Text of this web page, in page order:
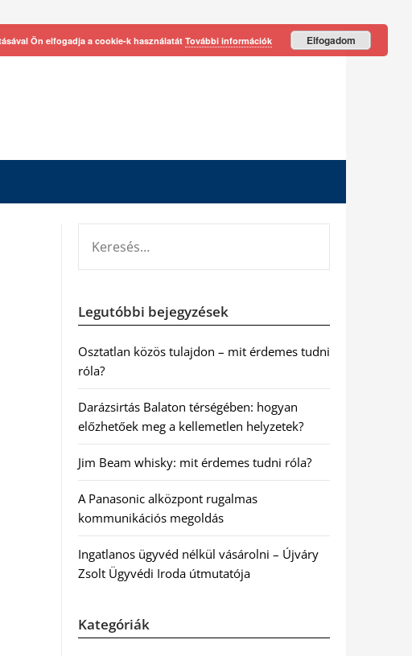
Legutóbbi bejegyzések
Osztatlan közös tulajdon – mit érdemes tudni
róla?
Darázsirtás Balaton térségében: hogyan
előzhetőek meg a kellemetlen helyzetek?
Jim Beam whisky: mit érdemes tudni róla?
A Panasonic alközpont rugalmas
kommunikációs megoldás
Ingatlanos ügyvéd nélkül vásárolni – Újváry
Zsolt Ügyvédi Iroda útmutatója
Kategóriák
Ön elfogadja a cookie-k használatátTovábbi információk Elfogadom